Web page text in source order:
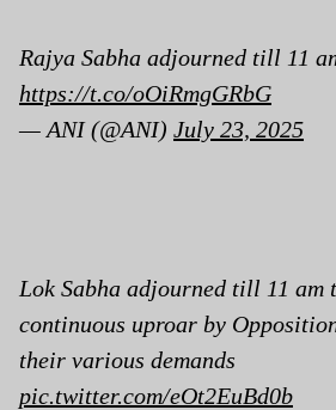
Rajya Sabha adjourned till 11
https://t.co/oOiRmgGRbG
— ANI (@ANI) July 23, 2025
Lok Sabha adjourned till 11 am
continuous uproar by
their various demands
pic.twitter.com/eOt2EuBd0b